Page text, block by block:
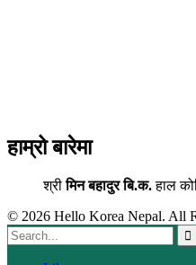
हाम्रो बारेमा
श्रीमिन बहादुर बि.क.हाल
© 2026 Hello Korea Nepal. All